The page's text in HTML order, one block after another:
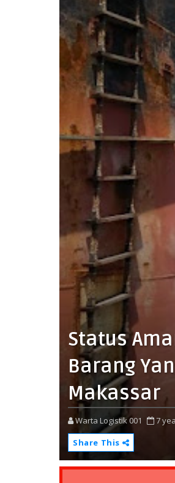
Status
Barang
Makassar
Warta Logistik 001 7
Share This